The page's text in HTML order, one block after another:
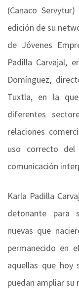
(Canaco
edición de su
de Jóvenes
Padilla Carvajal,
Domínguez,
Tuxtla, en la
diferentes
relaciones
uso correcto
comunicación
Karla Padilla
detonante para
nuevas que
permanecido en
aquellas que hoy
puedan ampliar